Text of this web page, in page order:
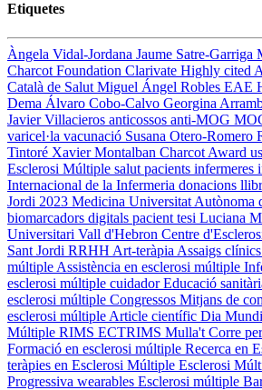
Etiquetes
Àngela Vidal-Jordana Jaume Satre-Garriga
Charcot Foundation Clarivate Highly cited
Català de Salut Miguel Ángel Robles EAE
Dema Álvaro Cobo-Calvo Georgina
Javier Villacieros anticossos anti-MOG
varicel·la vacunació Susana Otero-Romero
Tintoré Xavier Montalban Charcot Award
Esclerosi Múltiple salut pacients infermeres
Internacional de la Infermeria donacions
Jordi 2023 Medicina Universitat Autònoma
biomarcadors digitals pacient tesi Luciana
Universitari Vall d'Hebron Centre
Sant Jordi RRHH Art-teràpia Assaigs clínics
múltiple Assistència en esclerosi múltiple
esclerosi múltiple cuidadorEducació
esclerosi múltiple Congressos Mitjans de
esclerosi múltiple Article científic Dia
Múltiple RIMS ECTRIMS Mulla't Corre
Formació en esclerosi múltiple Recerca en
teràpies en Esclerosi Múltiple Esclerosi
Progressiva wearables Esclerosi múltiple